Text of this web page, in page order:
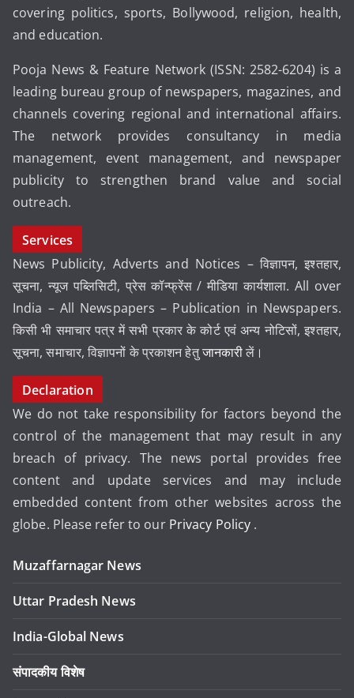
covering politics, sports, Bollywood, religion, health,
and education.
Pooja News & Feature Network (ISSN: 2582-6204) is a
leading bureau group of newspapers, magazines, and
channels covering regional and international affairs.
The network provides consultancy in media
management, event management, and newspaper
publicity to strengthen brand value and social
outreach.
Services
News Publicity, Adverts and Notices – विज्ञापन, इश्तहार,
सूचना, न्यूज पब्लिसिटी, प्रेस कॉन्फ्रेंस / मीडिया कार्यशाला. All over
India – All Newspapers – Publication in Newspapers.
किसी भी समाचार पत्र में सभी प्रकार के कोर्ट एवं अन्य नोटिसों, इश्तहार,
सूचना, समाचार, विज्ञापनों के प्रकाशन हेतुजानकारीलें।
Declaration
We do not take responsibility for factors beyond the
control of the management that may result in any
breach of privacy. The news portal provides free
content and update services and may include
embedded content from other websites across the
globe. Please refer to our Privacy Policy .
Muzaffarnagar News
Uttar Pradesh News
India-Global News
संपादकीय विशेष